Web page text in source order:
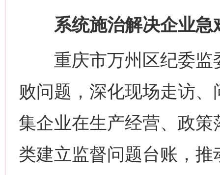
系统施治解决企业急
重庆市万州区纪委监
败问题，深化现场走访
集企业在生产经营、政
类建立监督问题台账，